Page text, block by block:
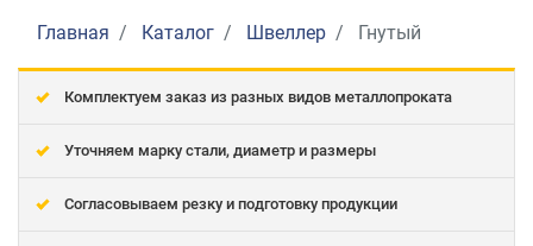
Главная Каталог Швеллер Гнутый
Комплектуем заказ из разных видов металлопроката
Уточняем марку стали, диаметр и размеры
Согласовываем резку и подготовку продукции